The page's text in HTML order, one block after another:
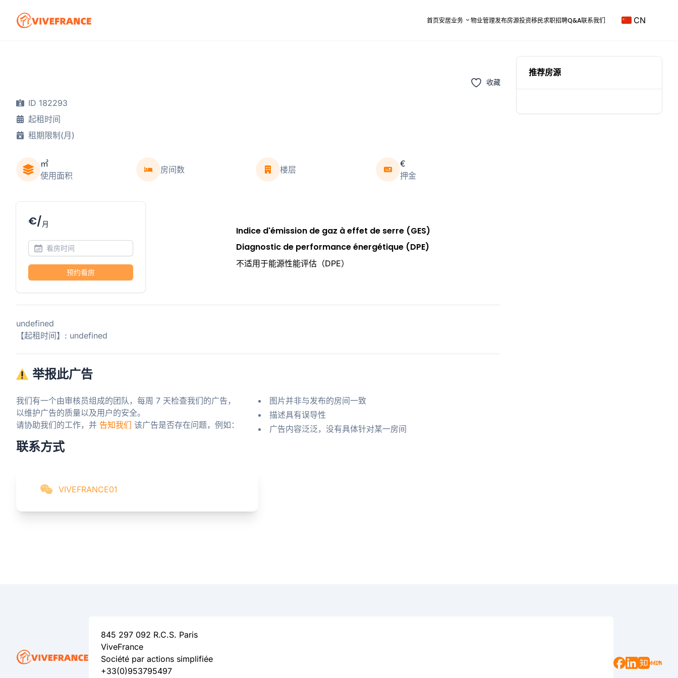
首页安居业务 物业管理发布房源投资移民求职招聘Q&A联系我们 CN
收藏
ID 182293
起租时间
租期限制(月)
㎡
使用面积
房间数 楼层
€
押金
€/月
预约看房
Indice d'émission de gaz à effet de serre (GES)
Diagnostic de performance énergétique (DPE)
不适用于能源性能评估（DPE）
undefined
【起租时间】: undefined
举报此广告
我们有一个由审核员组成的团队，每周 7 天检查我们的广告，
以维护广告的质量以及用户的安全。
请协助我们的工作，并 告知我们 该广告是否存在问题，例如：
图片并非与发布的房间一致
描述具有误导性
广告内容泛泛，没有具体针对某一房间
联系方式
VIVEFRANCE01
推荐房源
845 297 092 R.C.S. Paris
ViveFrance
Société par actions simplifiée
+33(0)953795497